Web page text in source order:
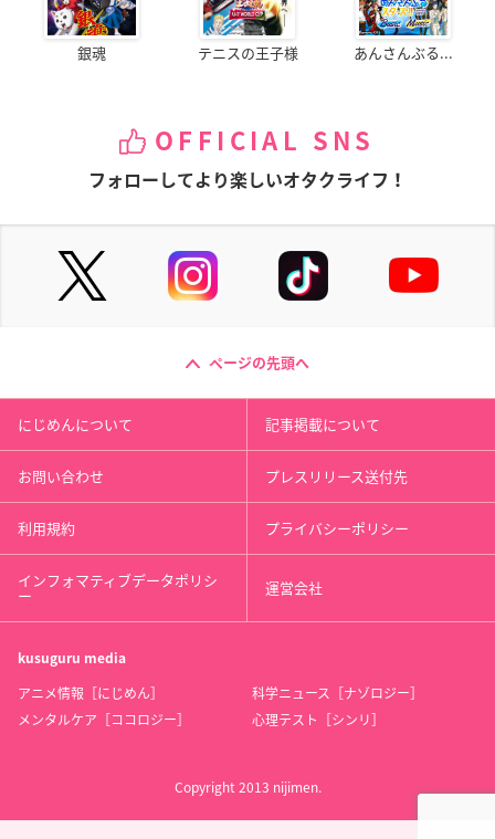
銀魂 テニスの王子様 あんさんぶる...
OFFICIAL SNS
フォローしてより楽しいオタクライフ！
ページの先頭へ
にじめんについて 記事掲載について
お問い合わせ プレスリリース送付先
利用規約 プライバシーポリシー
インフォマティブデータポリシ
ー 運営会社
kusuguru media
アニメ情報［にじめん］
科学ニュース［ナゾロジー］
メンタルケア［ココロジー］
心理テスト［シンリ］
Copyright 2013 nijimen.